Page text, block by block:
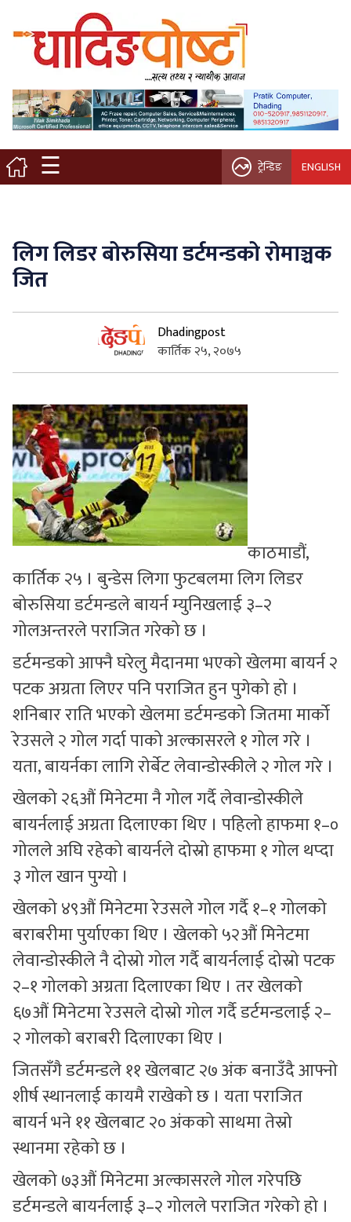
☰
मुख्य पृष्ठ
स्थानीय समाचार
विचार / ब्लग
नगर/गाउँ पालिका
कृषि/सहकारी
साहित्य / संस्कृति
सुचनाहरु
स्वास्थ्य
भिडियो
ट्रेन्डिङ ENGLISH
लिग लिडर बोरुसिया डर्टमन्डको रोमाञ्चक
जित
Dhadingpost
कार्तिक २५, २०७५
काठमाडौं,
कार्तिक २५ । बुन्डेस लिगा फुटबलमा लिग लिडर
बोरुसिया डर्टमन्डले बायर्न म्युनिखलाई ३–२
गोलअन्तरले पराजित गरेको छ ।
डर्टमन्डको आफ्नै घरेलु मैदानमा भएको खेलमा बायर्न २
पटक अग्रता लिएर पनि पराजित हुन पुगेको हो ।
शनिबार राति भएको खेलमा डर्टमन्डको जितमा मार्को
रेउसले २ गोल गर्दा पाको अल्कासरले १ गोल गरे ।
यता, बायर्नका लागि रोर्बेट लेवान्डोस्कीले २ गोल गरे ।
खेलको २६औं मिनेटमा नै गोल गर्दै लेवान्डोस्कीले
बायर्नलाई अग्रता दिलाएका थिए । पहिलो हाफमा १–०
गोलले अघि रहेको बायर्नले दोस्रो हाफमा १ गोल थप्दा
३ गोल खान पुग्यो ।
खेलको ४९औं मिनेटमा रेउसले गोल गर्दै १–१ गोलको
बराबरीमा पुर्याएका थिए । खेलको ५२औं मिनेटमा
लेवान्डोस्कीले नै दोस्रो गोल गर्दै बायर्नलाई दोस्रो पटक
२–१ गोलको अग्रता दिलाएका थिए । तर खेलको
६७औं मिनेटमा रेउसले दोस्रो गोल गर्दै डर्टमन्डलाई २–
२ गोलको बराबरी दिलाएका थिए ।
जितसँगै डर्टमन्डले ११ खेलबाट २७ अंक बनाउँदै आफ्नो
शीर्ष स्थानलाई कायमै राखेको छ । यता पराजित
बायर्न भने ११ खेलबाट २० अंकको साथमा तेस्रो
स्थानमा रहेको छ ।
खेलको ७३औं मिनेटमा अल्कासरले गोल गरेपछि
डर्टमन्डले बायर्नलाई ३–२ गोलले पराजित गरेको हो ।